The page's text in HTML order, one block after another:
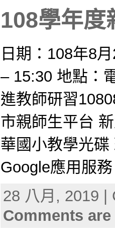
108學年度
日期：108年8
– 15:30 地點：
進教師研習
市親師生平台
華國小教學光
Google應用服務
28 八月, 2019
Comments